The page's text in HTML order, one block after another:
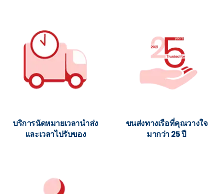
บริการนัดหมายเวลานำส่ง
และเวลาไปรับของ
ขนส่งทางเรือที่คุณวางใจ
มากว่า 25 ปี